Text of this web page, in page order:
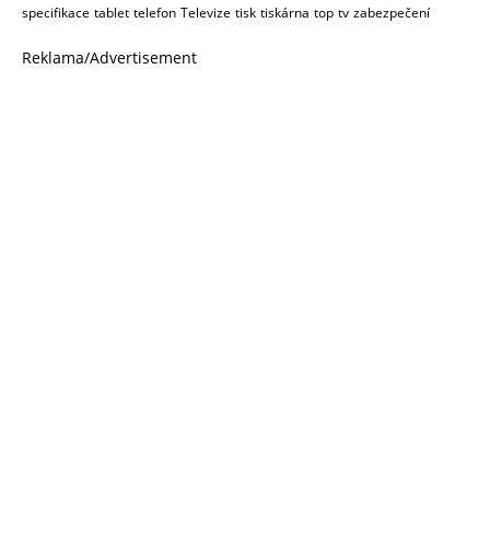
specifikace tablet telefon Televize tisk tiskárna top tv zabezpečení
Reklama/Advertisement